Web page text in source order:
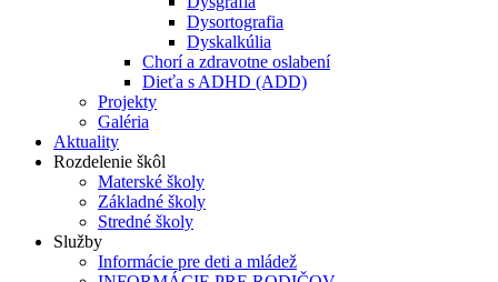
Dysortografia
Dyskalkúlia
Chorí a zdravotne oslabení
Dieťa s ADHD (ADD)
Projekty
Galéria
Aktuality
Rozdelenie škôl
Materské školy
Základné školy
Stredné školy
Služby
Informácie pre deti a mládež